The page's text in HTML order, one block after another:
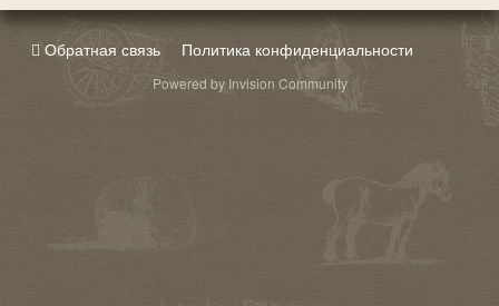
Обратная связь Политика конфиденциальности
Powered by Invision Community